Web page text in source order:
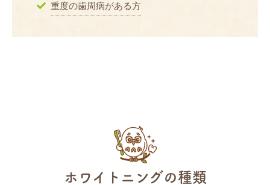
重度の歯周病がある方
ホワイトニングの種類